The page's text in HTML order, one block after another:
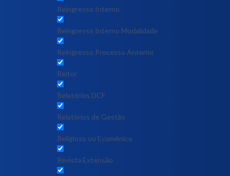
Reingresso Interno
Reingresso Interno Modalidade
Reingresso Processo Anterior
Reitor
Relatórios DCF
Relatórios de Gestão
Religioso ou Ecumênico
Revista Extensão